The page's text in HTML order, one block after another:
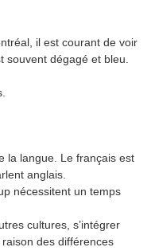
il est courant de voir
souvent dégagé et bleu.
la langue. Le français est
anglais.
nécessitent un temps
cultures, s’intégrer
des différences